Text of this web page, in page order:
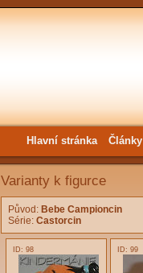
Hlavní stránka Články
Varianty k figurce
Původ: Bebe Campioncin
Série: Castorcin
ID: 98 ID: 99